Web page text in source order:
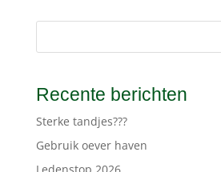
Recente berichten
Sterke tandjes???
Gebruik oever haven